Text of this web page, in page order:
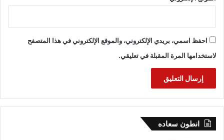
احفظ اسمي، بريدي الإلكتروني، والموقع الإلكتروني في هذا المتصفح
لاستخدامها المرة المقبلة في تعليقي.
انطون سعاده